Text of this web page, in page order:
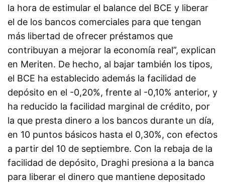
la hora de estimular el balance del BCE y liberar
el de los bancos comerciales para que tengan
más libertad de ofrecer préstamos que
contribuyan a mejorar la economía real”, explican
en Meriten. De hecho, al bajar también los tipos,
el BCE ha establecido además la facilidad de
depósito en el -0,20%, frente al -0,10% anterior, y
ha reducido la facilidad marginal de crédito, por
la que presta dinero a los bancos durante un día,
en 10 puntos básicos hasta el 0,30%, con efectos
a partir del 10 de septiembre. Con la rebaja de la
facilidad de depósito, Draghi presiona a la banca
para liberar el dinero que mantiene depositado